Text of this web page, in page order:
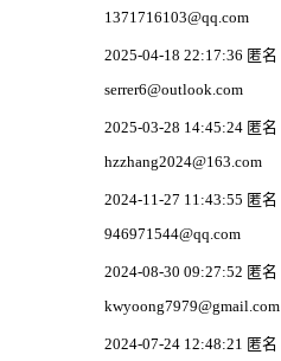
1371716103@qq.com
2025-04-18 22:17:36 匿名
serrer6@outlook.com
2025-03-28 14:45:24 匿名
hzzhang2024@163.com
2024-11-27 11:43:55 匿名
946971544@qq.com
2024-08-30 09:27:52 匿名
kwyoong7979@gmail.com
2024-07-24 12:48:21 匿名